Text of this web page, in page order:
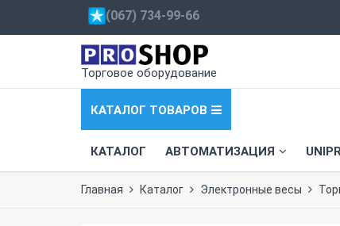
Торговое оборудование
КАТАЛОГ ТОВАРОВ
КАТАЛОГ АВТОМАТИЗАЦИЯ
(067) 734-99-66
Главная Каталог Электронные весы